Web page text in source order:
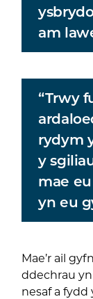
am
“Trwy
rydym
y
mae
yn eu
Mae’r ail
ddechrau
nesaf a